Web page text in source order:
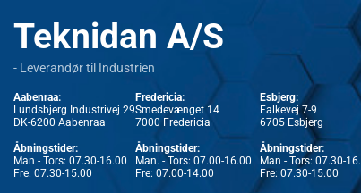
Teknidan A/S
- Leverandør til Industrien
Aabenraa:
Lundsbjerg Industrivej 29
DK-6200 Aabenraa
Åbningstider:
Man - Tors: 07.30-16.00
Fre: 07.30-15.00
Fredericia:
Smedevænget 14
7000 Fredericia
Åbningstider:
Man. - Tors: 07.00-16.00
Fre: 07.00-14.00
Esbjerg:
Falkevej 7-9
6705 Esbjerg
Åbningstider:
Man - Tors: 07.30-
Fre: 07.30-15.00